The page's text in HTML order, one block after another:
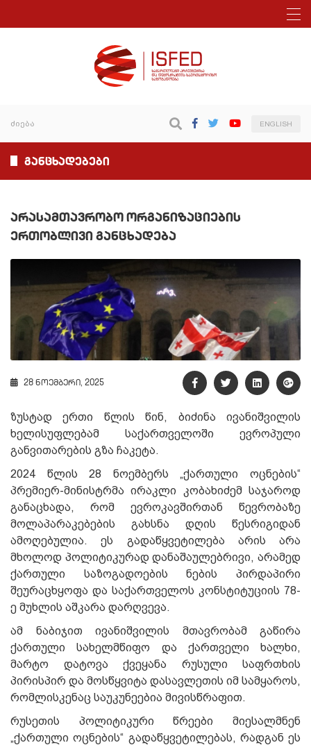
ENGLISH
განცხადებები
არასამთავრობო ორგანიზაციების
ერთობლივი განცხადება
28 ნოემბერი, 2025
ზუსტად ერთი წლის წინ, ბიძინა ივანიშვილის
ხელისუფლებამ საქართველოში ევროპული
განვითარების გზა ჩაკეტა.
2024 წლის 28 ნოემბერს „ქართული ოცნების“
პრემიერ-მინისტრმა ირაკლი კობახიძემ საჯაროდ
განაცხადა, რომ ევროკავშირთან წევრობაზე
მოლაპარაკებების გახსნა დღის წესრიგიდან
ამოღებულია. ეს გადაწყვეტილება არის არა
მხოლოდ პოლიტიკურად დანაშაულებრივი, არამედ
ქართული საზოგადოების ნების პირდაპირი
შეურაცხყოფა და საქართველოს კონსტიტუციის 78-
ე მუხლის აშკარა დარღვევა.
ამ ნაბიჯით ივანიშვილის მთავრობამ გაწირა
ქართული სახელმწიფო და ქართველი ხალხი,
მარტო დატოვა ქვეყანა რუსული საფრთხის
პირისპირ და მოსწყვიტა დასავლეთის იმ სამყაროს,
რომლისკენაც საუკუნეებია მივისწრაფით.
რუსეთის პოლიტიკური წრეები მიესალმნენ
„ქართული ოცნების“ გადაწყვეტილებას, რადგან ეს